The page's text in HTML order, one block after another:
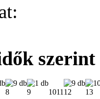
szerint
8 9 1011 12 13